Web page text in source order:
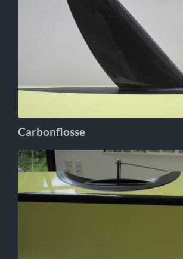
Carbonflosse